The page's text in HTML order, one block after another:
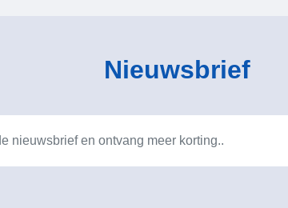
Nieuwsbrief